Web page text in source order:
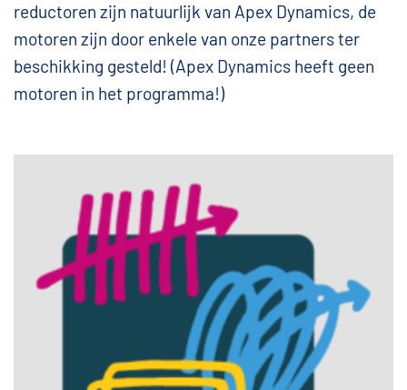
reductoren zijn natuurlijk van Apex Dynamics, de
motoren zijn door enkele van onze partners ter
beschikking gesteld! (Apex Dynamics heeft geen
motoren in het programma!)